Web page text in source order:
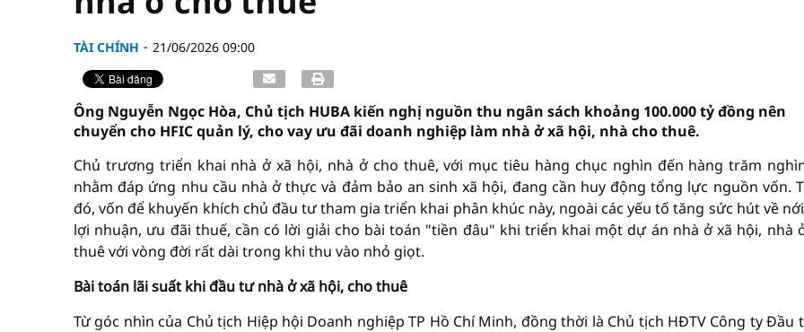
TÀI CHÍNH 21/06/2026 09:00
Ông Nguyễn Ngọc Hòa, Chủ tịch HUBA kiến nghị nguồn thu ngân sách khoảng 100.000 tỷ đồng nên
chuyển cho HFIC quản lý, cho vay ưu đãi doanh nghiệp làm nhà ở xã hội, nhà cho thuê.
Chủ trương triển khai nhà ở xã hội, nhà ở cho thuê, với mục tiêu hàng chục nghìn đến hàng trăm
nhằm đáp ứng nhu cầu nhà ở thực và đảm bảo an sinh xã hội, đang cần huy động tổng lực nguồn vốn.
đó, vốn để khuyến khích chủ đầu tư tham gia triển khai phân khúc này, ngoài các yếu tố tăng sức hút về
lợi nhuận, ưu đãi thuế, cần có lời giải cho bài toán "tiền đâu" khi triển khai một dự án nhà ở xã hội, nhà
thuê với vòng đời rất dài trong khi thu vào nhỏ giọt.
Bài toán lãi suất khi đầu tư nhà ở xã hội, cho thuê
Từ góc nhìn của Chủ tịch Hiệp hội Doanh nghiệp TP Hồ Chí Minh, đồng thời là Chủ tịch HĐTV Công ty Đầu